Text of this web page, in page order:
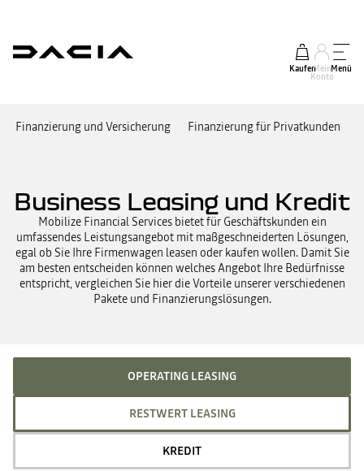
KaufenMein
Konto
Menü
Finanzierung und Versicherung Finanzierung für Privatkunden
Business Leasing und Kredit
Mobilize Financial Services bietet für Geschäftskunden ein
umfassendes Leistungsangebot mit maßgeschneiderten Lösungen,
egal ob Sie Ihre Firmenwagen leasen oder kaufen wollen. Damit Sie
am besten entscheiden können welches Angebot Ihre Bedürfnisse
entspricht, vergleichen Sie hier die Vorteile unserer verschiedenen
Pakete und Finanzierungslösungen.​
OPERATING LEASING
RESTWERT LEASING
KREDIT